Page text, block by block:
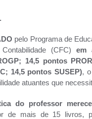
pelo Programa de
(CFC) em
14,5 pontos
14,5 pontos SUSEP),
atuantes que
do professor
de mais de 15 livros,